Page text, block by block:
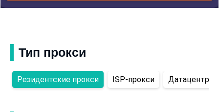
Тип прокси
Резидентские прокси ISP-прокси